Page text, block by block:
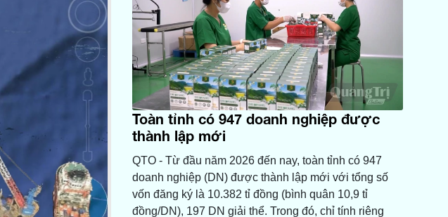
Toàn tỉnh có 947 doanh nghiệp được
thành lập mới
QTO - Từ đầu năm 2026 đến nay, toàn tỉnh có 947
doanh nghiệp (DN) được thành lập mới với tổng số
vốn đăng ký là 10.382 tỉ đồng (bình quân 10,9 tỉ
đồng/DN), 197 DN giải thể. Trong đó, chỉ tính riêng